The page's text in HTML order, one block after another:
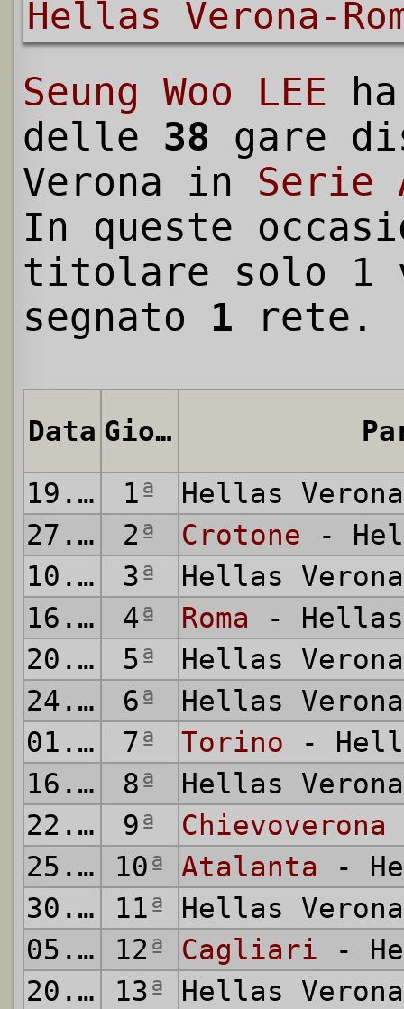
Hellas Verona-
Seung Woo LEE
delle 38 gare
Verona in Serie
In queste
titolare solo 1
segnato 1 rete.
Data Giornata
19.08.2017
1ª
Hellas
27.08.2017
2ª Crotone -
10.09.2017
3ª
Hellas
16.09.2017
4ª Roma - Hellas
20.09.2017
5ª
Hellas
24.09.2017
6ª
Hellas
01.10.2017
7ª Torino -
16.10.2017
8ª
Hellas
22.10.2017
9ª Chievoverona
25.10.2017
10ª Atalanta -
30.10.2017
11ª
Hellas
05.11.2017
12ª Cagliari -
20.11.2017
13ª
Hellas